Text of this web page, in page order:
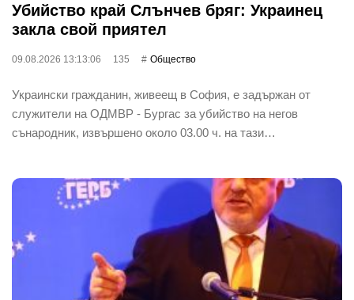
Убийство край Слънчев бряг: Украинец
закла свой приятел
09.08.2026 13:13:06 135 Общество
Украински гражданин, живеещ в София, е задържан от
служители на ОДМВР - Бургас за убийство на негов
сънародник, извършено около 03.00 ч. на тази…